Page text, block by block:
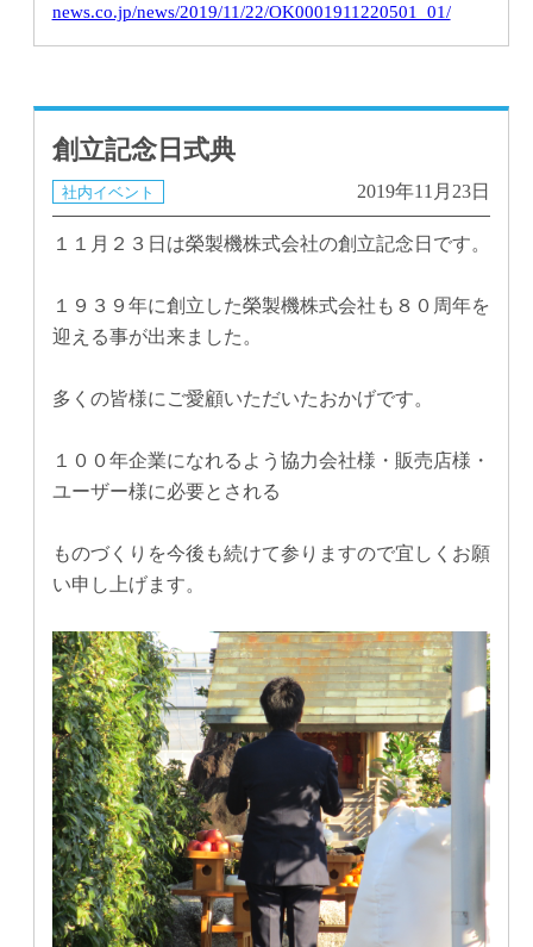
news.co.jp/news/2019/11/22/OK0001911220501_01/
創立記念日式典
社内イベント 2019年11月23日
１１月２３日は榮製機株式会社の創立記念日です。
１９３９年に創立した榮製機株式会社も８０周年を
迎える事が出来ました。
多くの皆様にご愛顧いただいたおかげです。
１００年企業になれるよう協力会社様・販売店様・
ユーザー様に必要とされる
ものづくりを今後も続けて参りますので宜しくお願
い申し上げます。